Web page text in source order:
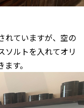
れていますが、空の
ソルトを入れてオリ
す。